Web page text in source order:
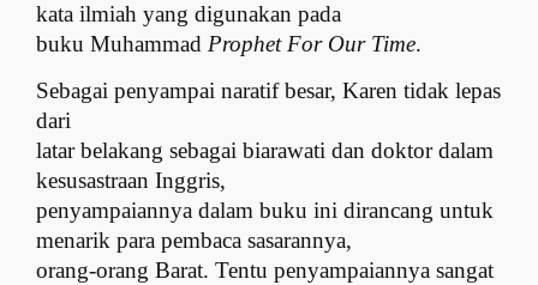
kata ilmiah yang digunakan pada
buku MuhammadProphet For Our Time.
Sebagai penyampai naratif besar, Karen tidak lepas
dari
latar belakang sebagai biarawati dan doktor dalam
kesusastraan Inggris,
penyampaiannya dalam buku ini dirancang untuk
menarik para pembaca sasarannya,
orang-orang Barat. Tentu penyampaiannya sangat